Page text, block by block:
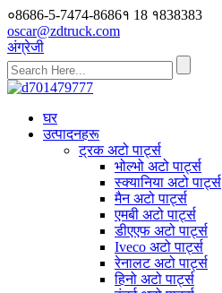
०8686-5-7474-8686१ 18 १838383
oscar@zdtruck.com
अंग्रेजी
घर
उत्पादनहरू
ट्रक अटो पार्ट्स
भोल्भो अटो पार्ट्स
स्क्यानिया अटो पार्ट्स
मैन अटो पार्ट्स
एमबी अटो पार्ट्स
डीएएफ अटो पार्ट्स
Iveco अटो पार्ट्स
रेनालट अटो पार्ट्स
हिनो अटो पार्ट्स